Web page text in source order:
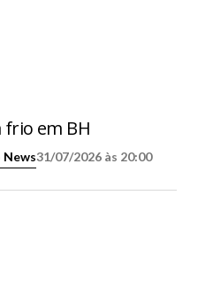
frio em BH
News31/07/2026 às 20:00